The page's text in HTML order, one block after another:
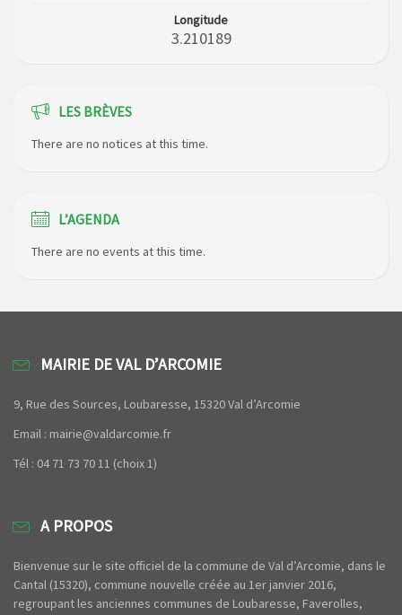
Longitude
3.210189
LES BRÈVES
There are no notices at this time.
L’AGENDA
There are no events at this time.
MAIRIE DE VAL D’ARCOMIE
9, Rue des Sources, Loubaresse, 15320 Val d’Arcomie
Email : mairie@valdarcomie.fr
Tél : 04 71 73 70 11 (choix 1)
A PROPOS
Bienvenue sur le site officiel de la commune de Val d’Arcomie, dans le
Cantal (15320), commune nouvelle créée au 1er janvier 2016,
regroupant les anciennes communes de Loubaresse, Faverolles,